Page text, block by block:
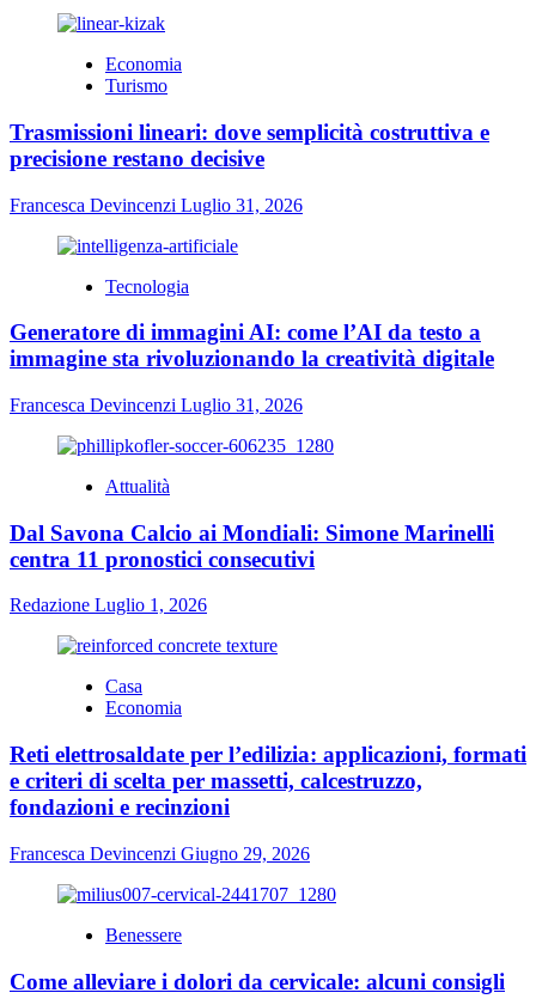
Economia
Turismo
Trasmissioni lineari: dove semplicità costruttiva e
precisione restano decisive
Francesca Devincenzi Luglio 31, 2026
Tecnologia
Generatore di immagini AI: come l’AI da testo a
immagine sta rivoluzionando la creatività digitale
Francesca Devincenzi Luglio 31, 2026
Attualità
Dal Savona Calcio ai Mondiali: Simone Marinelli
centra 11 pronostici consecutivi
Redazione Luglio 1, 2026
Casa
Economia
Reti elettrosaldate per l’edilizia: applicazioni, formati
e criteri di scelta per massetti, calcestruzzo,
fondazioni e recinzioni
Francesca Devincenzi Giugno 29, 2026
Benessere
Come alleviare i dolori da cervicale: alcuni consigli